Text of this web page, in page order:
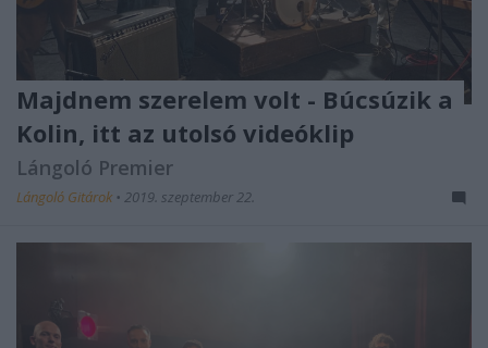
Majdnem szerelem volt - Búcsúzik a
Kolin, itt az utolsó videóklip
Lángoló Premier
Lángoló Gitárok • 2019. szeptember 22.